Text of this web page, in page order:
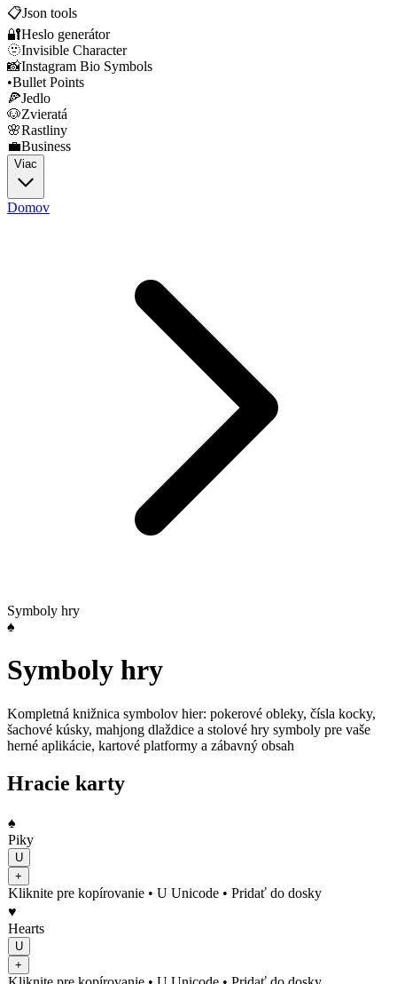
📋Json tools
🔐Heslo generátor
🫥Invisible Character
📸Instagram Bio Symbols
•Bullet Points
🍕Jedlo
🐶Zvieratá
🌸Rastliny
💼Business
Viac
Domov
Symboly hry
♠️
Symboly hry
Kompletná knižnica symbolov hier: pokerové obleky, čísla kocky,
šachové kúsky, mahjong dlaždice a stolové hry symboly pre vaše
herné aplikácie, kartové platformy a zábavný obsah
Hracie karty
♠️
Piky
U
+
Kliknite pre kopírovanie • U Unicode • Pridať do dosky
♥️
Hearts
U
+